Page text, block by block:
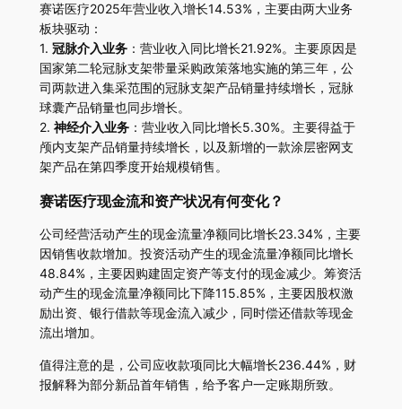
赛诺医疗2025年营业收入增长14.53%，主要由两大业务
板块驱动：
1. 冠脉介入业务：营业收入同比增长21.92%。主要原因是
国家第二轮冠脉支架带量采购政策落地实施的第三年，公
司两款进入集采范围的冠脉支架产品销量持续增长，冠脉
球囊产品销量也同步增长。
2. 神经介入业务：营业收入同比增长5.30%。主要得益于
颅内支架产品销量持续增长，以及新增的一款涂层密网支
架产品在第四季度开始规模销售。
赛诺医疗现金流和资产状况有何变化？
公司经营活动产生的现金流量净额同比增长23.34%，主要
因销售收款增加。投资活动产生的现金流量净额同比增长
48.84%，主要因购建固定资产等支付的现金减少。筹资活
动产生的现金流量净额同比下降115.85%，主要因股权激
励出资、银行借款等现金流入减少，同时偿还借款等现金
流出增加。
值得注意的是，公司应收款项同比大幅增长236.44%，财
报解释为部分新品首年销售，给予客户一定账期所致。